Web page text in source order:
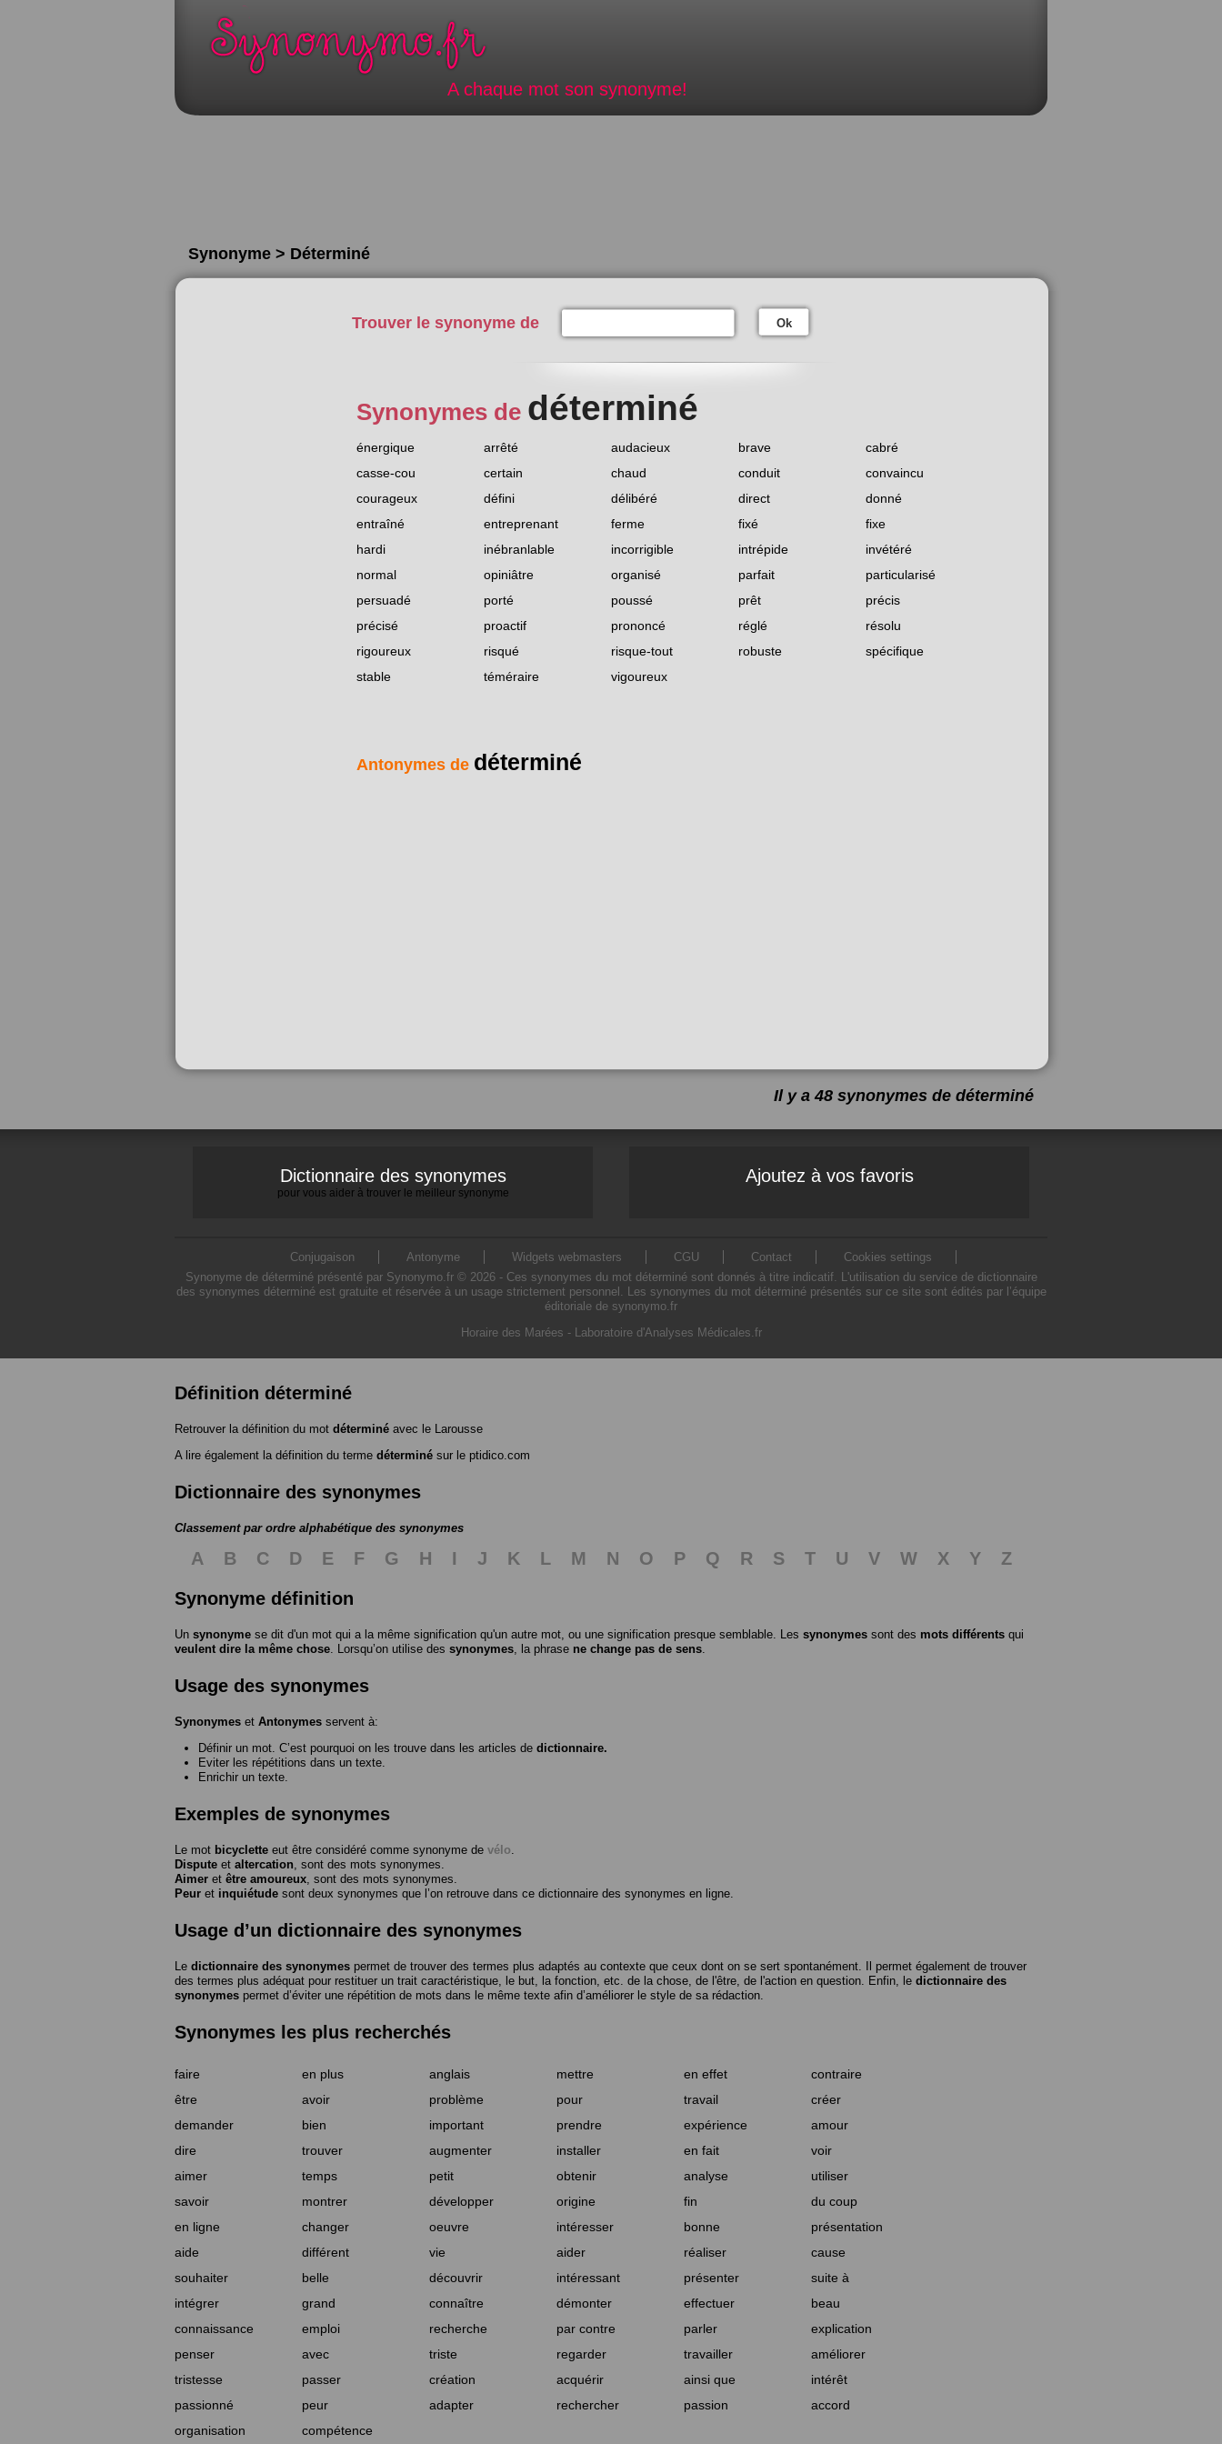
A chaque mot son synonyme!
Synonyme > Déterminé
Trouver le synonyme de Ok
Synonymes de déterminé
énergique arrêté audacieux brave
cabré
casse-cou
certain chaud conduit
convaincu
courageux
défini délibéré direct
donné
entraîné
entreprenant ferme fixé
fixe
hardi
inébranlable incorrigible intrépide
invétéré
normal
opiniâtre organisé parfait
particularisé
persuadé
porté poussé prêt
précis
précisé
proactif prononcé réglé
résolu
rigoureux
risqué risque-tout robuste
spécifique
stable
téméraire vigoureux
Antonymes de déterminé
Il y a 48 synonymes de déterminé
Dictionnaire des synonymes
pour vous aider à trouver le meilleur synonyme
Ajoutez à vos favoris
Conjugaison Antonyme Widgets webmasters CGU Contact
Cookies settings
Synonyme de déterminé présenté par Synonymo.fr © 2026 - Ces synonymes du mot déterminé sont donnés à titre indicatif. L'utilisation du service de dictionnaire
des synonymes déterminé est gratuite et réservée à un usage strictement personnel. Les synonymes du mot déterminé présentés sur ce site sont édités par l’équipe
éditoriale de synonymo.fr
Horaire des Marées - Laboratoire d'Analyses Médicales.fr
Définition déterminé
Retrouver la définition du mot déterminé avec le Larousse
A lire également la définition du terme déterminé sur le ptidico.com
Dictionnaire des synonymes
Classement par ordre alphabétique des synonymes
A B C D E F G H I J K L M N O P Q R S T U V W X Y
Z
Synonyme définition
Un synonyme se dit d'un mot qui a la même signification qu'un autre mot, ou une signification presque semblable. Les synonymes sont des mots différents qui
veulent dire la même chose. Lorsqu’on utilise des synonymes, la phrase ne change pas de sens.
Usage des synonymes
Synonymes et Antonymes servent à:
Définir un mot. C’est pourquoi on les trouve dans les articles de dictionnaire.
Eviter les répétitions dans un texte.
Enrichir un texte.
Exemples de synonymes
Le mot bicyclette eut être considéré comme synonyme de vélo.
Dispute et altercation, sont des mots synonymes.
Aimer et être amoureux, sont des mots synonymes.
Peur et inquiétude sont deux synonymes que l’on retrouve dans ce dictionnaire des synonymes en ligne.
Usage d’un dictionnaire des synonymes
Le dictionnaire des synonymes permet de trouver des termes plus adaptés au contexte que ceux dont on se sert spontanément. Il permet également de trouver
des termes plus adéquat pour restituer un trait caractéristique, le but, la fonction, etc. de la chose, de l'être, de l'action en question. Enfin, le dictionnaire des
synonymes permet d’éviter une répétition de mots dans le même texte afin d’améliorer le style de sa rédaction.
Synonymes les plus recherchés
faire en plus anglais mettre en effet
contraire
être
avoir problème pour travail
créer
demander
bien important prendre expérience
amour
dire
trouver augmenter installer en fait
voir
aimer
temps petit obtenir analyse
utiliser
savoir
montrer développer origine fin
du coup
en ligne
changer oeuvre intéresser bonne
présentation
aide
différent vie aider réaliser
cause
souhaiter
belle découvrir intéressant présenter
suite à
intégrer
grand connaître démonter effectuer
beau
connaissance
emploi recherche par contre parler
explication
penser
avec triste regarder travailler
améliorer
tristesse
passer création acquérir ainsi que
intérêt
passionné
peur adapter rechercher passion
accord
organisation
compétence